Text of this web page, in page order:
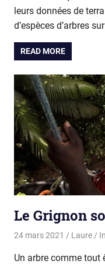
leurs données de
d’espèces d’arbres
READ MORE
Le Grignon
24 mars 2021 Laure
Un arbre comme tout